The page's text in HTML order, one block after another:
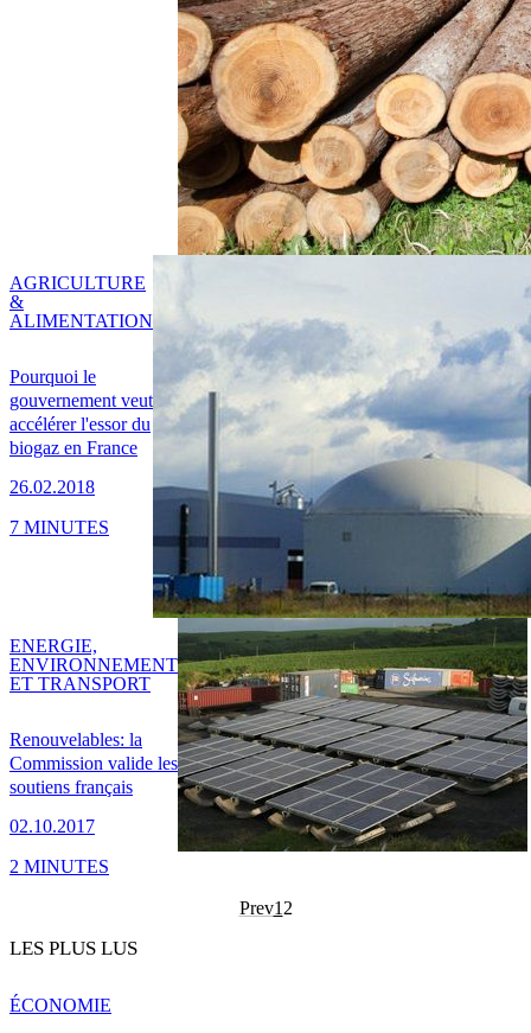
Pourquoi le
gouvernement veut
accélérer l'essor du
biogaz en France
26.02.2018
AGRICULTURE
&
ALIMENTATION
7 MINUTES
Renouvelables: la
Commission valide les
soutiens français
02.10.2017
ENERGIE,
ENVIRONNEMENT
ET TRANSPORT
2 MINUTES
Prev1 2
LES PLUS LUS
ÉCONOMIE